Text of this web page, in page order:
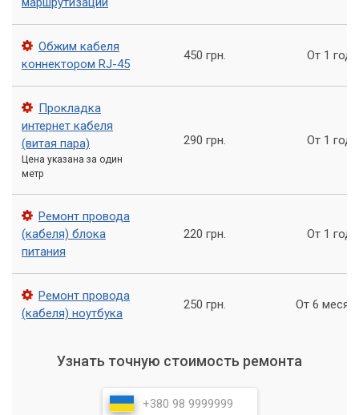
коричневый провод.
Убедитесь, что провода были вставлены до конца, иначе
работать как новый!
Обжим кабеля
коннектором RJ-45
450 грн. От 1 года
Прокладка
интернет кабеля
(витая пара)
Цена указана за один
метр
290 грн. От 1 года
Ремонт провода
(кабеля) блока
питания
220 грн. От 1 года
Ремонт провода
(кабеля) ноутбука
250 грн. От 6
Узнать точную стоимость ремонта